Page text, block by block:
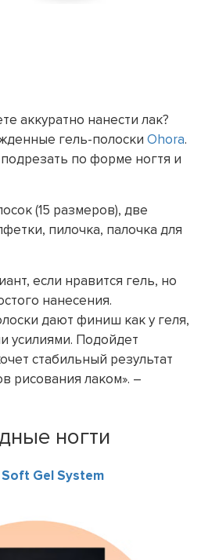
аккуратно нанести лак?
гель-полоски Ohora.
по форме ногтя и
(15 размеров), две
пилочка, палочка для
если нравится гель, но
нанесения.
дают финиш как у геля,
усилиями. Подойдет
стабильный результат
рисования лаком». –
ногти
Soft Gel System